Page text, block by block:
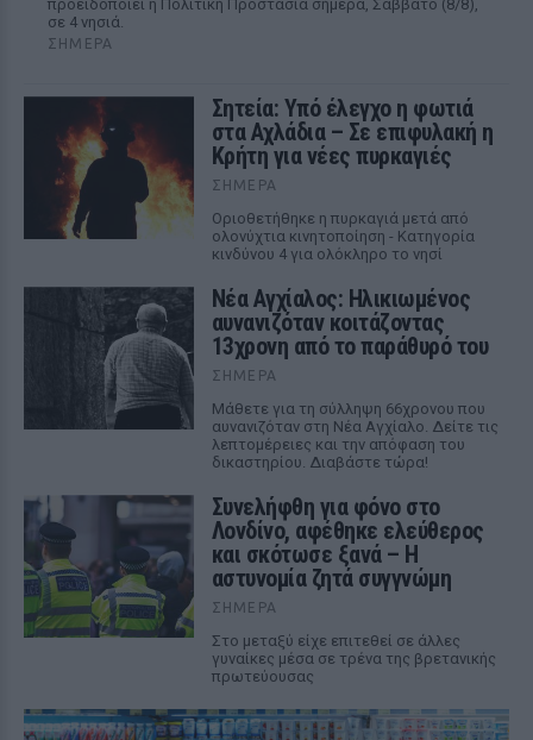
προειδοποιεί η Πολιτική Προστασία σήμερα, Σάββατο (8/8),
σε 4 νησιά.
ΣΉΜΕΡΑ
Σητεία: Υπό έλεγχο η φωτιά
στα Αχλάδια – Σε επιφυλακή η
Κρήτη για νέες πυρκαγιές
ΣΉΜΕΡΑ
Οριοθετήθηκε η πυρκαγιά μετά από
ολονύχτια κινητοποίηση - Κατηγορία
κινδύνου 4 για ολόκληρο το νησί
Νέα Αγχίαλος: Ηλικιωμένος
αυνανιζόταν κοιτάζοντας
13χρονη από το παράθυρό του
ΣΉΜΕΡΑ
Μάθετε για τη σύλληψη 66χρονου που
αυνανιζόταν στη Νέα Αγχίαλο. Δείτε τις
λεπτομέρειες και την απόφαση του
δικαστηρίου. Διαβάστε τώρα!
Συνελήφθη για φόνο στο
Λονδίνο, αφέθηκε ελεύθερος
και σκότωσε ξανά – Η
αστυνομία ζητά συγγνώμη
ΣΉΜΕΡΑ
Στο μεταξύ είχε επιτεθεί σε άλλες
γυναίκες μέσα σε τρένα της βρετανικής
πρωτεύουσας